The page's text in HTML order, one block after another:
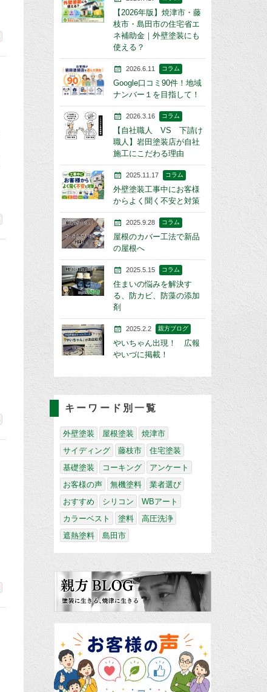
【2026年版】焼津市・藤
枝市・島田市の住宅省エ
ネ補助金｜外壁塗装にも
使える？
2026.6.11 コラム
Google口コミ90件！地域
ナンバー１を目指して！
2026.3.16 コラム
【自社職人 VS 下請け
職人】岩田塗装店が自社
施工にこだわる理由
2025.11.17 コラム
外壁塗装工事中にお客様
からよく聞く不安と対策
2025.9.28 コラム
屋根のカバー工法で新品
の屋根へ
2025.5.15 コラム
住まいの悩みを解決す
る、防カビ、防藻の添加
剤
2025.2.2 親方ブログ
やいちゃん出現！ 広報
やいづに掲載！
キーワード別一覧
外壁塗装 屋根塗装
焼津市
サイディング
藤枝市
住宅塗装
基礎塗装
コーキング
アンケート
お客様の声
無機塗料
業者選び
おすすめ
シリコン
WBアート
カラーベスト
塗料
高圧洗浄
遮熱塗料
島田市